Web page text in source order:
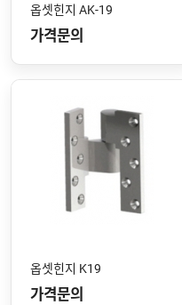
옵셋힌지 AK-19
가격문의
옵셋힌지 K19
가격문의